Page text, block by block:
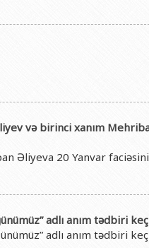
və birinci xanım
Əliyeva 20 Yanvar
adlı anım tədbiri
adlı anım tədbiri